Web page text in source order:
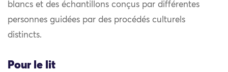
blancs et des échantillons conçus par différentes
personnes guidées par des procédés culturels
distincts.
Pour le lit